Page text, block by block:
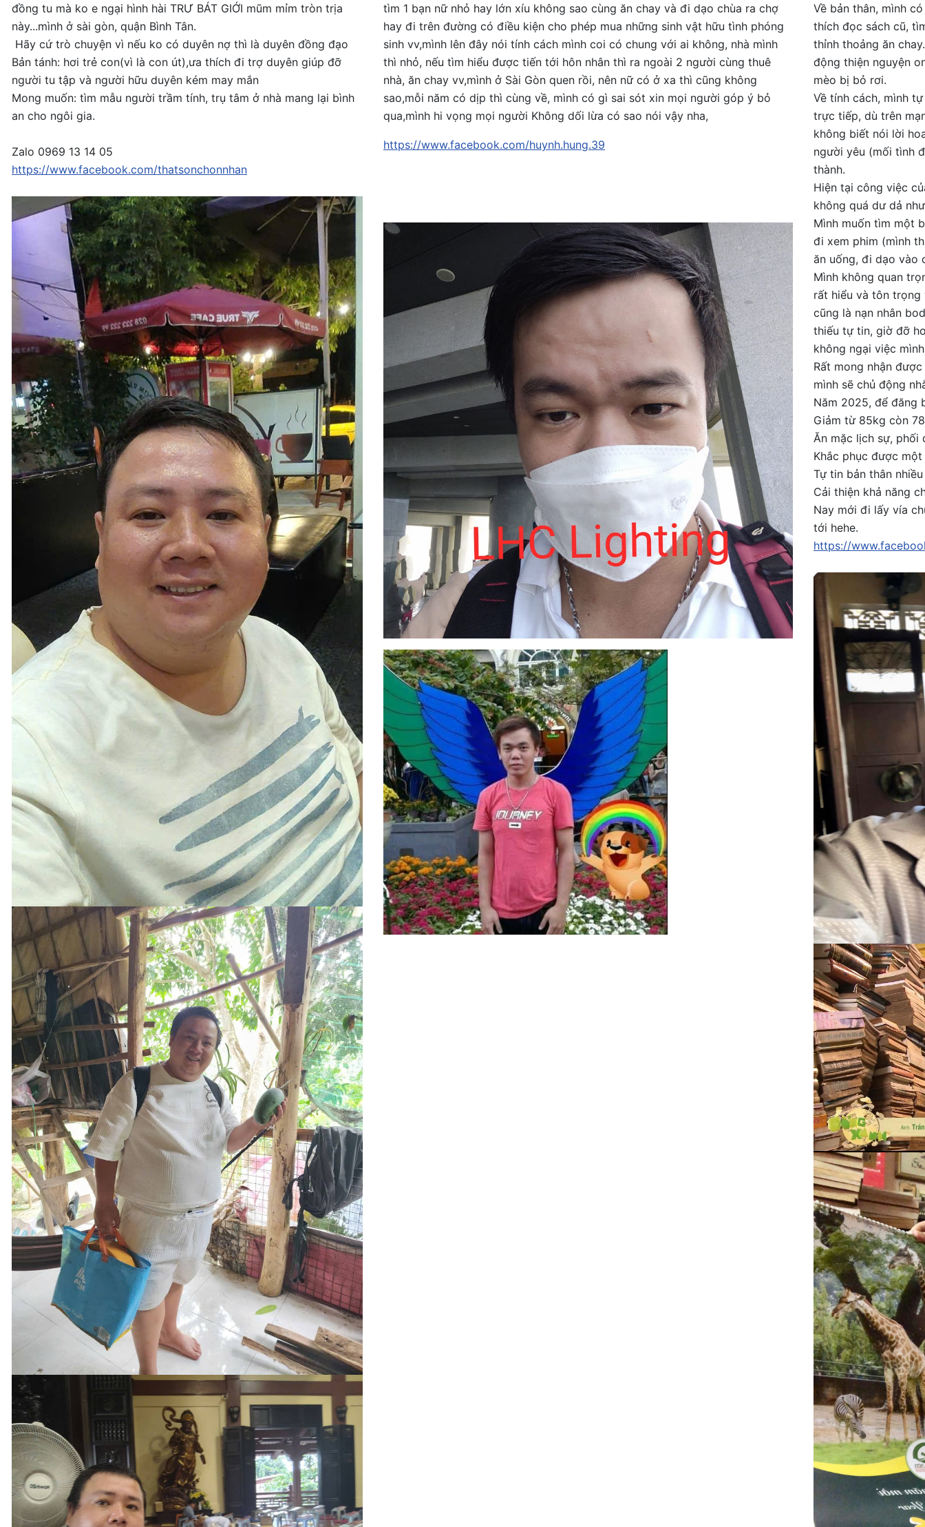
đồng tu mà ko e ngại hình hài TRƯ BÁT GIỚI mũm mỉm tròn trịa
này...mình ở sài gòn, quận Bình Tân.
Hãy cứ trò chuyện vì nếu ko có duyên nợ thì là duyên đồng đạo
Bản tánh: hơi trẻ con(vì là con út),ưa thích đi trợ duyên giúp đỡ
người tu tập và người hữu duyên kém may mắn
Mong muốn: tìm mẫu người trầm tính, trụ tâm ở nhà mang lại bình
an cho ngôi gia.
Zalo 0969 13 14 05
https://www.facebook.com/thatsonchonnhan
tìm 1 bạn nữ nhỏ hay lớn xíu không sao cùng ăn chay và đi dạo chùa ra chợ
hay đi trên đường có điều kiện cho phép mua những sinh vật hữu tình phóng
sinh vv,mình lên đây nói tính cách mình coi có chung với ai không, nhà mình
thì nhỏ, nếu tìm hiểu được tiến tới hôn nhân thì ra ngoài 2 người cùng thuê
nhà, ăn chay vv,mình ở Sài Gòn quen rồi, nên nữ có ở xa thì cũng không
sao,mỗi năm có dịp thì cùng về, mình có gì sai sót xin mọi người góp ý bỏ
qua,mình hi vọng mọi người Không dối lừa có sao nói vậy nha,
https://www.facebook.com/huynh.hung.39
Về bản thân, mình
thích đọc sách cũ,
thỉnh thoảng ăn
động thiện nguyện
mèo bị bỏ rơi.
Về tính cách, mình
trực tiếp, dù trên
không biết nói lời
người yêu (mối tình
thành.
Hiện tại công việc
không quá dư dả
Mình muốn tìm một
đi xem phim (mình
ăn uống, đi dạo vào
Mình không quan
rất hiểu và tôn
cũng là nạn nhân
thiếu tự tin, giờ đỡ
không ngại việc
Rất mong nhận
mình sẽ chủ động
Năm 2025, để đăng
Giảm từ 85kg còn
Ăn mặc lịch sự, phối
Khắc phục được
Tự tin bản thân
Cải thiện khả năng
Nay mới đi lấy vía
tới hehe.
https://